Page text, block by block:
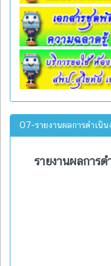
O7-รายงานผลการดำเนิ
รายงานผลการ